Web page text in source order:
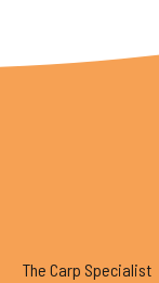
The Carp Specialist